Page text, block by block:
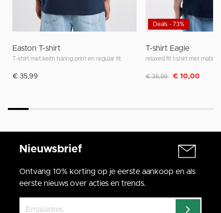
Easton T-shirt
T-shirt met keith haring print en regular fit
€ 35,99
Deals - 73%
T-shirt Eagle
relaxed fit t-shirt met
Afgeprijsd van
€ 36,99 naar
€ 10,00
Nieuwsbrief
Ontvang 10% korting op je eerste aankoop en als
eerste nieuws over acties en trends.